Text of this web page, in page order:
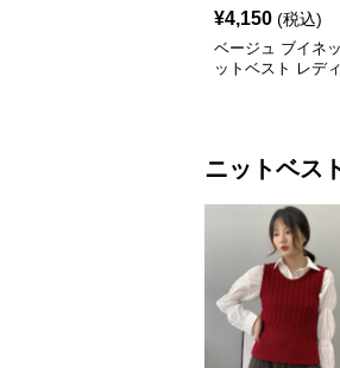
¥4,150 (税込)
ベージュ ブイネ
ットベスト レデ
ニットベス